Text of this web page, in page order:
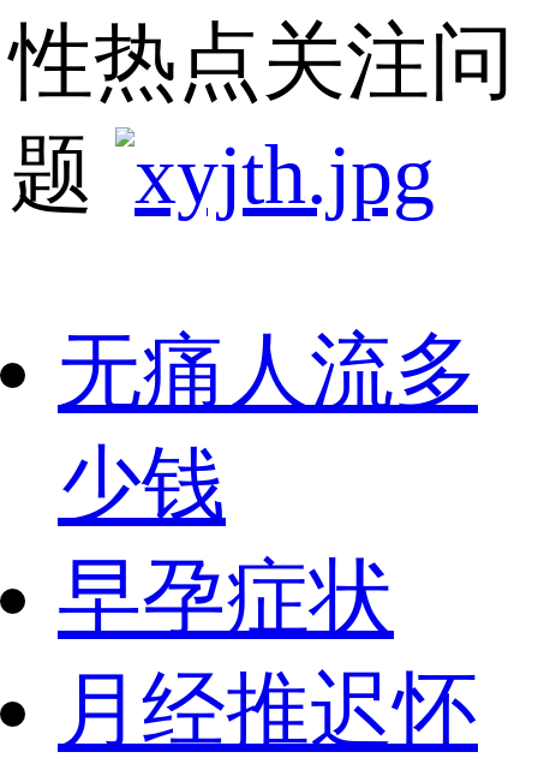
性热点关注问
题
无痛人流多
少钱
早孕症状
月经推迟怀